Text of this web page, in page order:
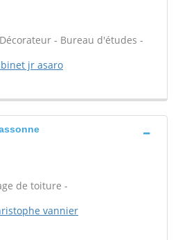
- Bureau d'études -
jr asaro
de toiture -
vannier